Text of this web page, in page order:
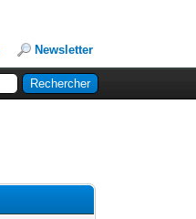
Newsletter